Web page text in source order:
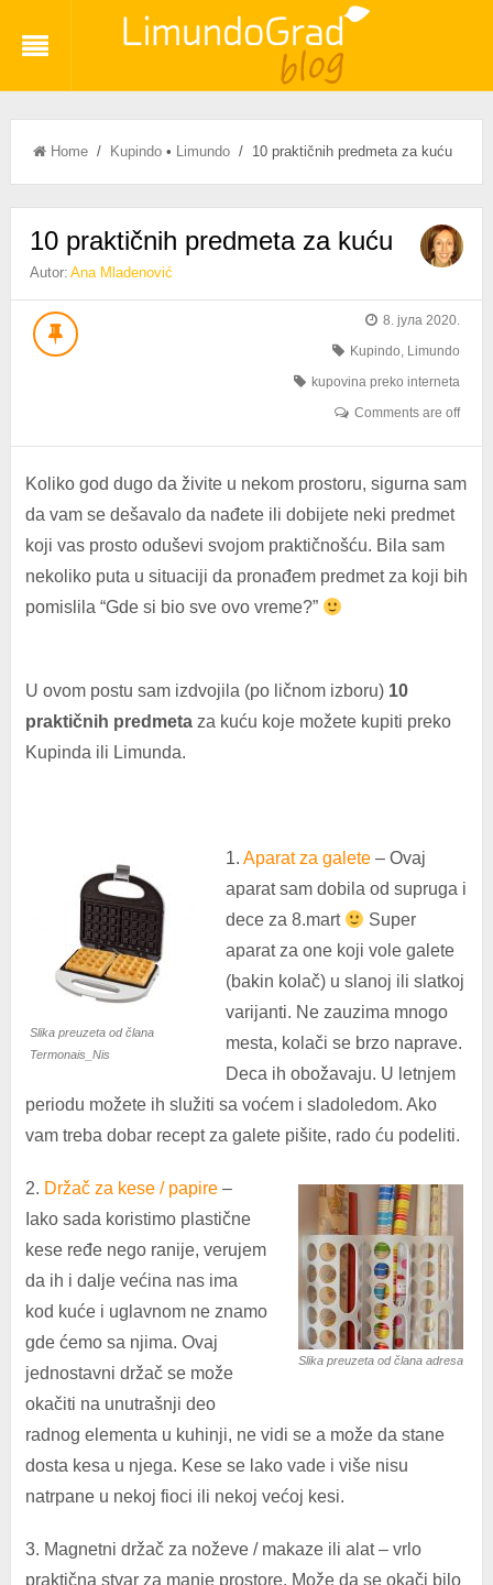
Home/ Kupindo• Limundo/ 10 praktičnih predmeta za kuću
10 praktičnih predmeta za kuću
Autor: Ana Mladenović
8. јула 2020.
Kupindo, Limundo
kupovina preko interneta
Comments are off
Koliko god dugo da živite u nekom prostoru, sigurna sam
da vam se dešavalo da nađete ili dobijete neki predmet
koji vas prosto oduševi svojom praktičnošću. Bila sam
nekoliko puta u situaciji da pronađem predmet za koji bih
pomislila “Gde si bio sve ovo vreme?”
U ovom postu sam izdvojila (po ličnom izboru) 10
praktičnih predmetaza kuću koje možete kupiti preko
Kupinda ili Limunda.
Slika preuzeta od člana
Termonais_Nis
1. Aparat za galete– Ovaj
aparat sam dobila od supruga i
dece za 8.mart
Super
aparat za one koji vole galete
(bakin kolač) u slanoj ili slatkoj
varijanti. Ne zauzima mnogo
mesta, kolači se brzo naprave.
Deca ih obožavaju. U letnjem
periodu možete ih služiti sa voćem i sladoledom. Ako
vam treba dobar recept za galete pišite, rado ću podeliti.
Slika preuzeta od člana adresa
2. Držač za kese / papire–
Iako sada koristimo plastične
kese ređe nego ranije, verujem
da ih i dalje većina nas ima
kod kuće i uglavnom ne znamo
gde ćemo sa njima. Ovaj
jednostavni držač se može
okačiti na unutrašnji deo
radnog elementa u kuhinji, ne vidi se a može da stane
dosta kesa u njega. Kese se lako vade i više nisu
natrpane u nekoj fioci ili nekoj većoj kesi.
3. Magnetni držač za noževe / makaze ili alat – vrlo
praktična stvar za manje prostore. Može da se okači bilo